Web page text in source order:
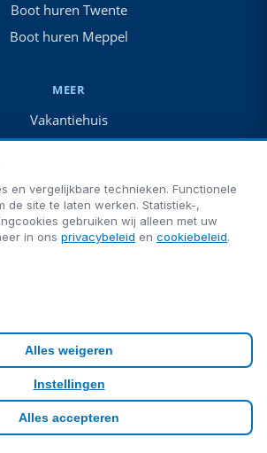
Boot huren Twente
Boot huren Meppel
MEER
Vakantiehuis
Vakantiehuis + boot
Te koop
Blog
Veelgestelde vragen
Cookies Cookie-instellingen
· © 2026 ultimAItech. Alle rechten
voorbehouden.
Admin
en vergelijkbare technieken. Functionele
de site te laten werken. Statistiek-,
gebruiken wij alleen met uw
in ons privacybeleid en cookiebeleid.
Alles weigeren
Instellingen
Alles accepteren